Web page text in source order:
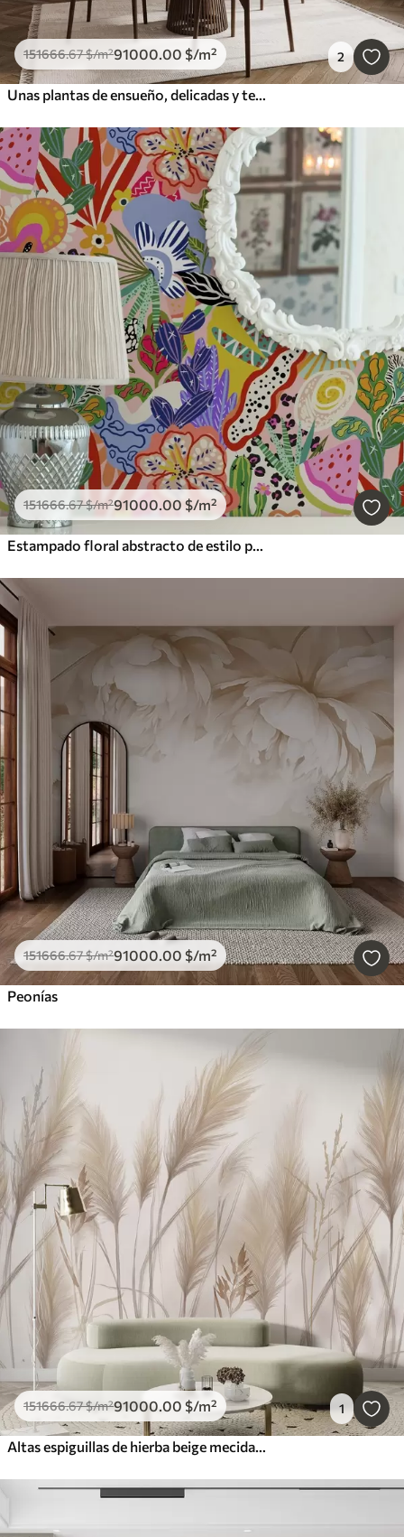
151666.67$/m²91000.00 $/m² 2
Unas plantas de ensueño, delicadas y tenues, espiguillas y flores en colores pastel marrones sobre un fondo brumoso y texturizado
151666.67$/m²91000.00 $/m²
Estampado floral abstracto de estilo pop art
151666.67$/m²91000.00 $/m²
Peonías
151666.67$/m²91000.00 $/m² 1
Altas espiguillas de hierba beige mecidas por el viento sobre un fondo suave y claro